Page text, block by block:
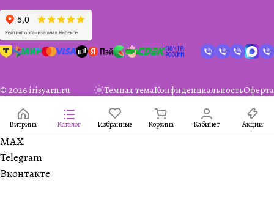
© 2026 irisyarn.ru Темная темаКонфиденциальностьОферта
Витрина Каталог Избранные Корзина Кабинет Акции
MAX
Telegram
Вконтакте